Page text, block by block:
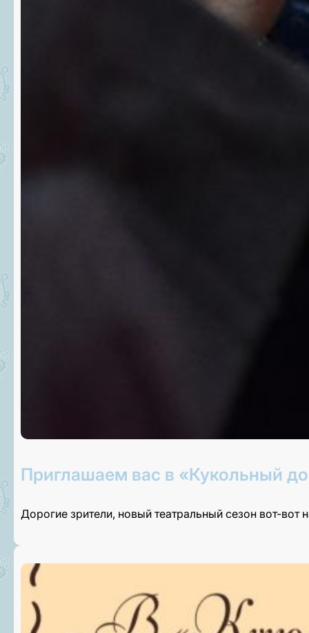
Приглашаем вас в «Кукольный
Дорогие зрители, новый театральный сезон вот-вот